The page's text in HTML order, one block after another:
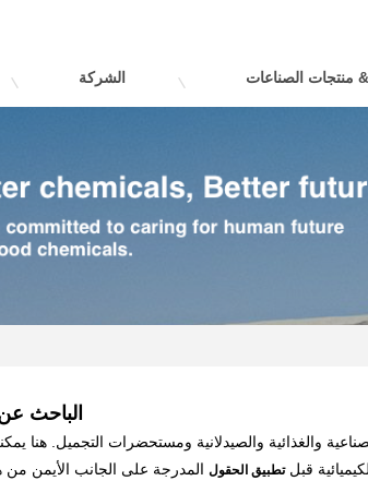
الشركة منتجات الصناعات &
الباحث
والغذائية والصيدلانية ومستحضرات التجميل. هنا
قبلتطبيق الحقول